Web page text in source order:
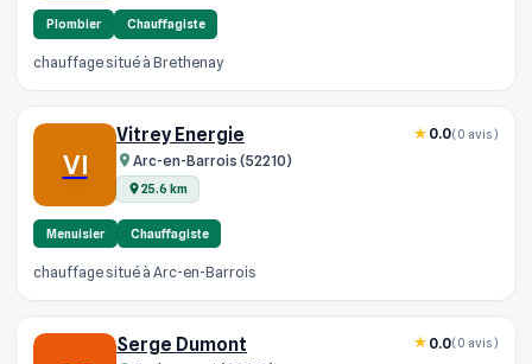
Plombier Chauffagiste
chauffage situé à Brethenay
VI
Vitrey Energie
Arc-en-Barrois (52210)
25.6 km
0.0(0 avis)
Menuisier Chauffagiste
chauffage situé à Arc-en-Barrois
Serge Dumont 0.0(0 avis)